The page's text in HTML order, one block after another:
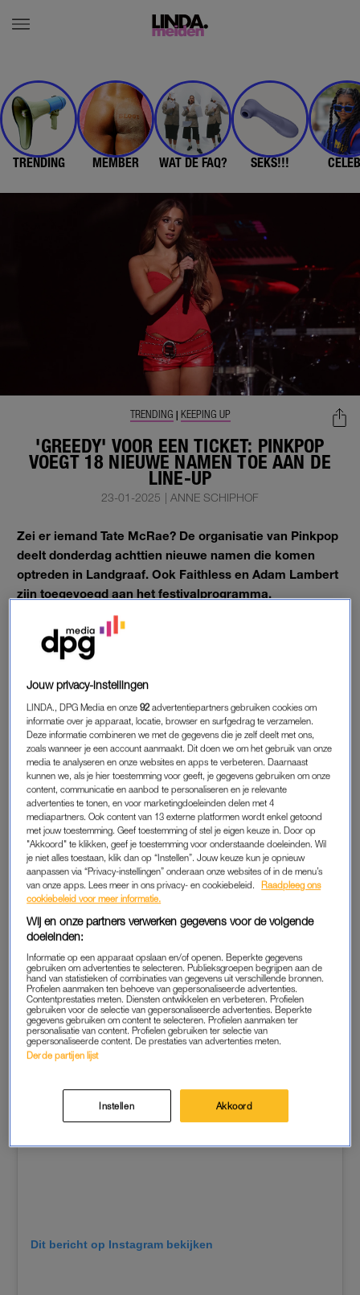
TRENDING MEMBER WAT DE FAQ? SEKS!!!
'GREEDY' VOOR EEN TICKET: PINKPOP
VOEGT 18 NIEUWE NAMEN TOE AAN DE
LINE-UP
TRENDING | KEEPING UP
23-01-2025 | ANNE SCHIPHOF
Zei er iemand Tate McRae? De organisatie van Pinkpop
deelt donderdag achttien nieuwe namen die komen
optreden in Landgraaf. Ook Faithless en Adam Lambert
zijn toegevoegd aan het festivalprogramma.
It’s ok, we’re ok – maar we hebben wel een kaartje nodig nu.
NIEUWE NAMEN PINKPOP
Vrijdag 20 tot en met zondag 22 juni staatPinkpopweer op de
planning. De kaartverkoop is al in volle gang en ook de line-up
was al goed gevuld. Eerder maakte de organisatie bekend dat
onder anderenOlivia Rodrigo,Justin Timberlake, Muse, Mika,
Krezip enClaudekomen optreden. Nu worden daar nog
achttien namen aan toegevoegd.
Ronnie Flex & The Fam, DeWolff en Hannah Mae staan sinds
vandaag ook op de artiestenlijst. Voor de internationale sterren
Tate McRae en Adam Lambert wordt het de eerste keer dat zij
op Pinkpop optreden. Faithless trad al vaker op en zorgde in
1999 zelfs voor een kleine aardbeving in Landgraaf door het
springende publiek.
Dit bericht op Instagram bekijken
Jouw privacy-instellingen
LINDA., DPG Media en onze92 advertentiepartners gebruiken cookies om
informatie over je apparaat, locatie, browser en surfgedrag te verzamelen.
Deze informatie combineren we met de gegevens die je zelf deelt met ons,
zoals wanneer je een account aanmaakt. Dit doen we om het gebruik van onze
media te analyseren en onze websites en apps te verbeteren. Daarnaast
kunnen we, als je hier toestemming voor geeft, je gegevens gebruiken om onze
content, communicatie en aanbod te personaliseren en je relevante
advertenties te tonen, en voor marketingdoeleinden delen met 4
mediapartners. Ook content van 13 externe platformen wordt enkel getoond
met jouw toestemming. Geef toestemming of stel je eigen keuze in. Door op
"Akkoord" te klikken, geef je toestemming voor onderstaande doeleinden. Wil
je niet alles toestaan, klik dan op “Instellen”. Jouw keuze kun je opnieuw
aanpassen via “Privacy-instellingen” onderaan onze websites of in de menu’s
van onze apps. Lees meer in ons privacy- en cookiebeleid.
Raadpleeg ons
cookiebeleid voor meer informatie.
Wij en onze partners verwerken gegevens voor de volgende
doeleinden:
Informatie op een apparaat opslaan en/of openen. Beperkte gegevens
gebruiken om advertenties te selecteren. Publieksgroepen begrijpen aan de
hand van statistieken of combinaties van gegevens uit verschillende bronnen.
Profielen aanmaken ten behoeve van gepersonaliseerde advertenties.
Contentprestaties meten. Diensten ontwikkelen en verbeteren. Profielen
gebruiken voor de selectie van gepersonaliseerde advertenties. Beperkte
gegevens gebruiken om content te selecteren. Profielen aanmaken ter
personalisatie van content. Profielen gebruiken ter selectie van
gepersonaliseerde content. De prestaties van advertenties meten.
Derde partijen lijst
Instellen Akkoord